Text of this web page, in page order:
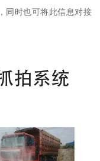
同时也可将此信息对接